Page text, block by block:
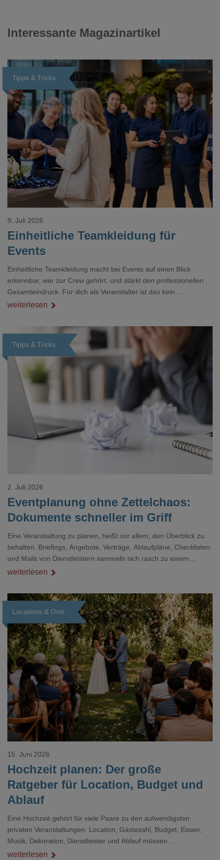
Interessante Magazinartikel
Tipps & Tricks
Loading...
Einheitliche Teamkleidung für
Events
9. Juli 2026
Einheitliche Teamkleidung macht bei Events auf einen Blick
erkennbar, wer zur Crew gehört, und stärkt den professionellen
Gesamteindruck. Für dich als Veranstalter ist das kein
Nebenthema: Bei Textilien mit Stickerei oder mehreren
weiterlesen
Tipps & Tricks
Loading...
Eventplanung ohne Zettelchaos:
Dokumente schneller im Griff
2. Juli 2026
Eine Veranstaltung zu planen, heißt vor allem, den Überblick zu
behalten. Briefings, Angebote, Verträge, Ablaufpläne, Checklisten
und Mails von Dienstleistern sammeln sich rasch zu einem
unübersichtlichen Stapel. Wer schon einmal kurz vor einem Event
Dokument gesucht hat, kennt das mulmige Gefühl.
weiterlesen
Locations & Orte
Loading...
Hochzeit planen: Der große
Ratgeber für Location, Budget und
Ablauf
15. Juni 2026
Eine Hochzeit gehört für viele Paare zu den aufwendigsten
privaten Veranstaltungen. Location, Gästezahl, Budget, Essen,
Musik, Dekoration, Dienstleister und Ablauf müssen
zusammenpassen, damit der Tag gut organisiert ist und trotzdem
weiterlesen